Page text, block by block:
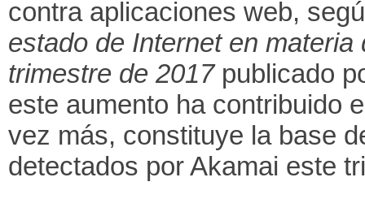
contra aplicaciones web,
estado de Internet en
trimestre de 2017publicado
este aumento ha contribuido
vez más, constituye la base
detectados por Akamai este